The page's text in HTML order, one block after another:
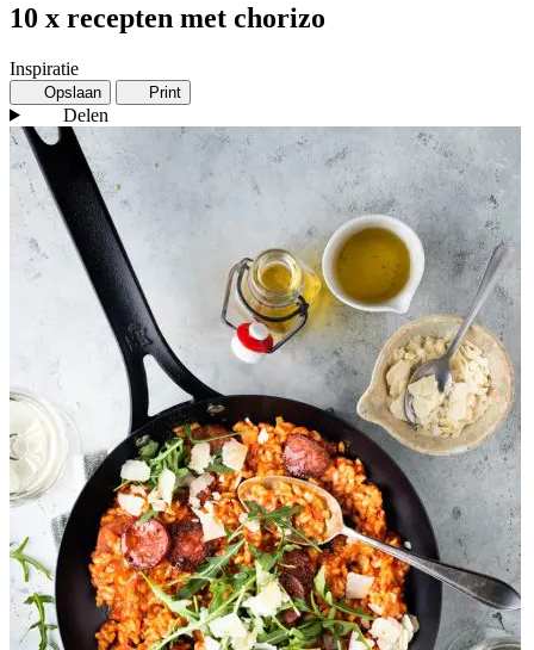
10 x recepten met chorizo
Inspiratie
Opslaan Print
Delen